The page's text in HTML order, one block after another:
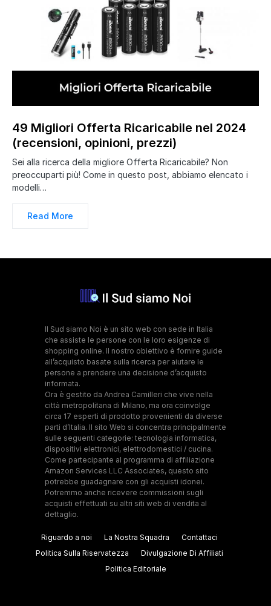
49 Migliori Offerta Ricaricabile nel 2024
(recensioni, opinioni, prezzi)
Sei alla ricerca della migliore Offerta Ricaricabile? Non
preoccuparti più! Come in questo post, abbiamo elencato i
modelli…
Read More
Il Sud siamo Noi è un sito web con sede in Italia
che assiste le persone con le loro esigenze di
shopping online. Il nostro obiettivo è fornire guide
all’acquisto basate sulla ricerca per aiutare le
persone a prendere una decisione d’acquisto
informata.
Ora è gestito da Andrea Camilleri che vive nella
città metropolitana di Milano, ma ora coinvolge
circa 17 esperti di prodotto provenienti da diverse
parti d’Italia. Il sito Web si concentra principalmente
sulle seguenti categorie: tecnologia informatica,
dispositivi elettronici, elettrodomestici / cucina.
Come partecipante al programma di affiliazione
Amazon Services LLC Associates, questo sito
potrebbe guadagnare con gli acquisti idonei.
Potremmo anche ricevere commissioni sugli
acquisti effettuati su altri siti web di vendita al
dettaglio.
Riguardo a noi La Nostra Squadra
Contattaci
Politica Sulla Riservatezza
Divulgazione Di Affiliati
Politica Editoriale